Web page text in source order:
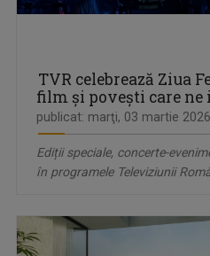
TVR celebrează Ziua
film și povești care ne
publicat: marţi, 03 martie 2026
Ediții speciale, concerte-
în programele Televiziunii